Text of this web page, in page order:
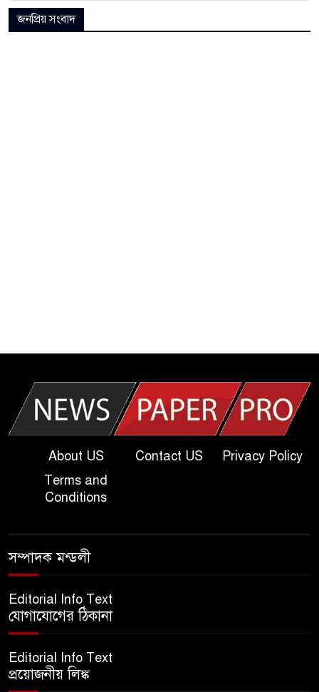
জনপ্রিয় সংবাদ
About US Contact US
Privacy Policy
Terms and
Conditions
সম্পাদক মন্ডলী
Editorial Info Text
যোগাযোগের ঠিকানা
Editorial Info Text
প্রয়োজনীয় লিঙ্ক